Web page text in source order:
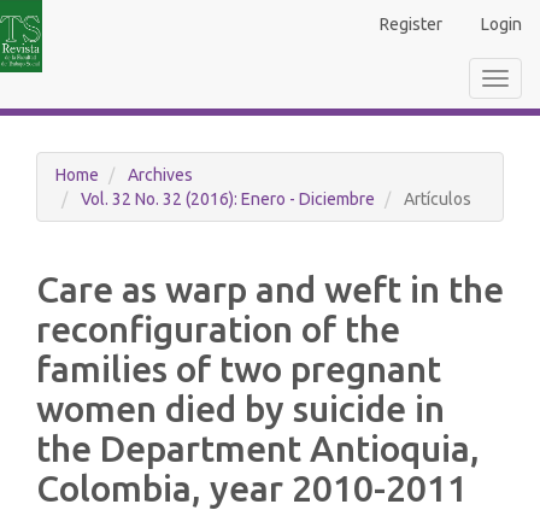
Sidebar
Register Login
Home
Archives
Vol. 32 No. 32 (2016): Enero - Diciembre
Artículos
Care as warp and weft in the
reconfiguration of the
families of two pregnant
women died by suicide in
the Department Antioquia,
Colombia, year 2010-2011